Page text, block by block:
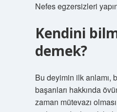
Nefes egzersizleri
Kendini
demek?
Bu deyimin ilk anlamı,
başarıları hakkında
zaman mütevazı